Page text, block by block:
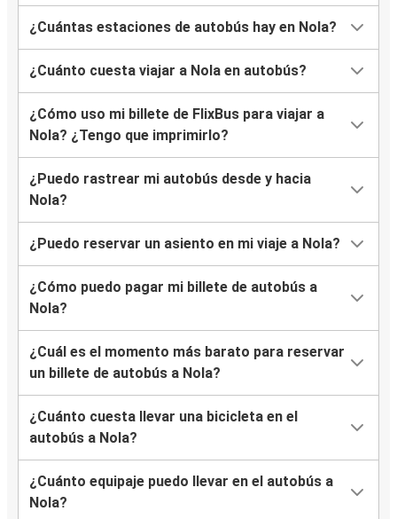
¿Cuántas estaciones de autobús hay en Nola?
¿Cuánto cuesta viajar a Nola en autobús?
¿Cómo uso mi billete de FlixBus para viajar a
Nola? ¿Tengo que imprimirlo?
¿Puedo rastrear mi autobús desde y hacia
Nola?
¿Puedo reservar un asiento en mi viaje a Nola?
¿Cómo puedo pagar mi billete de autobús a
Nola?
¿Cuál es el momento más barato para reservar
un billete de autobús a Nola?
¿Cuánto cuesta llevar una bicicleta en el
autobús a Nola?
¿Cuánto equipaje puedo llevar en el autobús a
Nola?